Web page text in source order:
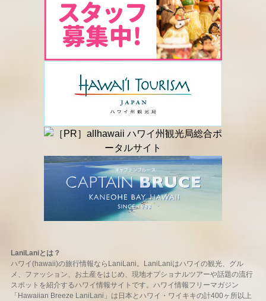
LaniLaniとは？
ハワイ(hawaii)の旅行情報ならLaniLani。LaniLaniはハワイの観光、グル
メ、ファッション、お土産をはじめ、現地オプショナルツアーや話題の流行
スポットを紹介するハワイ情報サイトです。ハワイ情報フリーマガジン
「Hawaiian Breeze LaniLani」は日本とハワイ・ワイキキの計400ヶ所以上